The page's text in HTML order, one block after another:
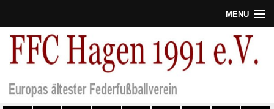
MENU
Termine
Verein